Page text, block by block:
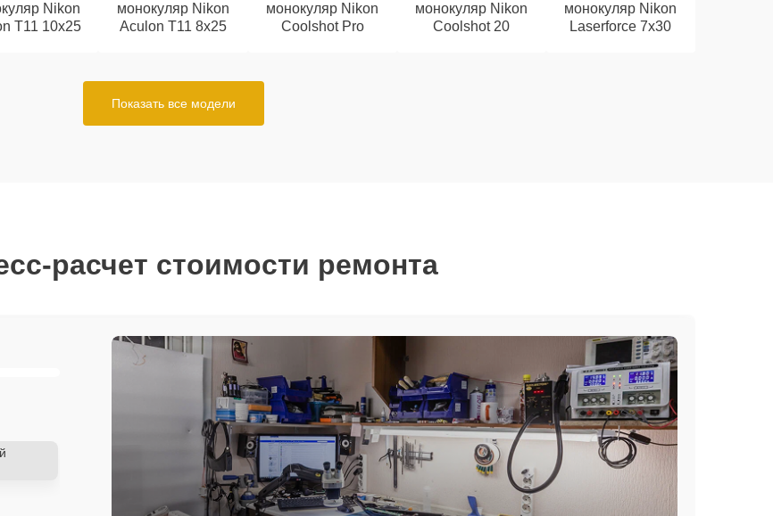
Nikon
T11 10x25
монокуляр Nikon
Aculon T11 8x25
монокуляр Nikon
Coolshot Pro
монокуляр Nikon
Coolshot 20
монокуляр Nikon
Laserforce 7x30
Показать все модели
расчет стоимости ремонта